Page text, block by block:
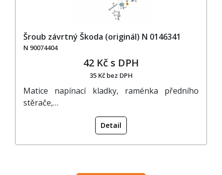
Šroub závrtný Škoda (originál) N 0146341
N 90074404
42 Kč s DPH
35 Kč bez DPH
Matice napínací kladky, raménka předního
stěrače,…
Detail